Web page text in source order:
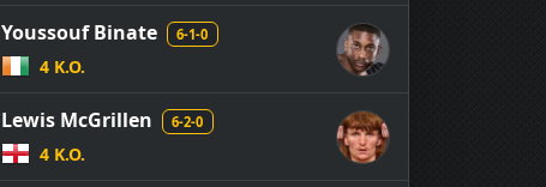
Youssouf Binate 6-1-0
4 K.O.
Lewis McGrillen 6-2-0
4 K.O.